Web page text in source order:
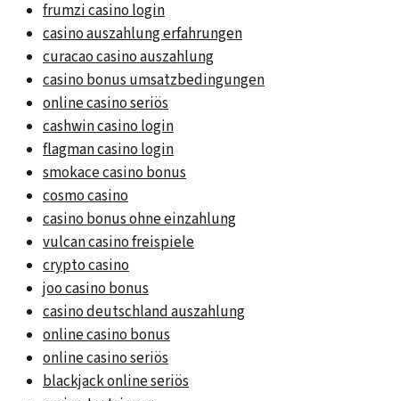
frumzi casino login
casino auszahlung erfahrungen
curacao casino auszahlung
casino bonus umsatzbedingungen
online casino seriös
cashwin casino login
flagman casino login
smokace casino bonus
cosmo casino
casino bonus ohne einzahlung
vulcan casino freispiele
crypto casino
joo casino bonus
casino deutschland auszahlung
online casino bonus
online casino seriös
blackjack online seriös